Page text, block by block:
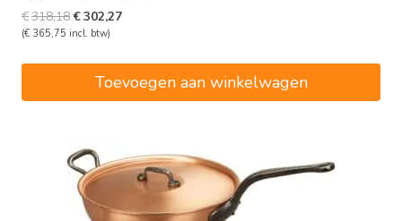
€318,18Oorspronkelijke
prijs
€318,18.
€302,27Huidige
(€ 365,75 incl. btw)
Toevoegen aan winkelwagen